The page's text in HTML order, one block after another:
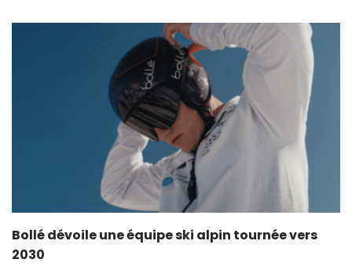
Bollé dévoile une équipe ski alpin tournée vers
2030